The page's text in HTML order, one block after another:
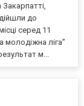
до
серед 11
молодіжна ліга”
м...